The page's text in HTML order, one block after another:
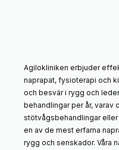
Agilokliniken erbjuder
naprapat, fysioterapi och
och besvär i rygg och
behandlingar per år, varav
stötvågsbehandlingar
en av de mest erfarna
rygg och senskador. Våra